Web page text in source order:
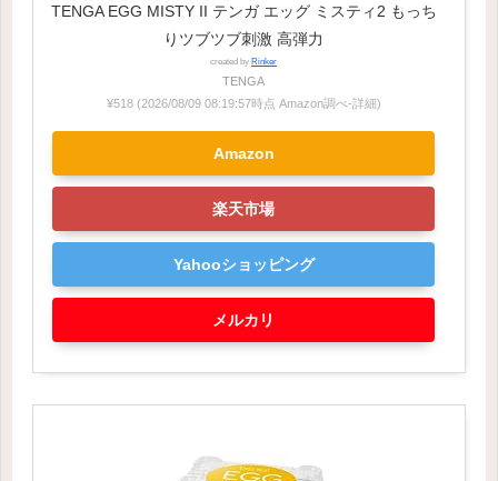
TENGA EGG MISTY II テンガ エッグ ミスティ2 もっち
りツブツブ刺激 高弾力
created by Rinker
TENGA
¥518 (2026/08/09 08:19:57時点 Amazon調べ-詳細)
Amazon
楽天市場
Yahooショッピング
メルカリ